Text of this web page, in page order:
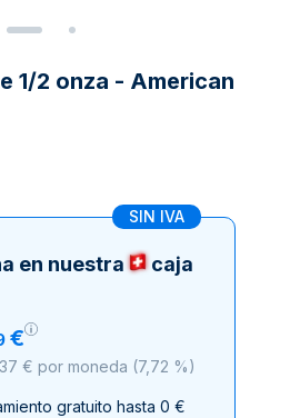
1/2 onza - American
SIN IVA
en nuestra
caja
€
€ por moneda (7,72 %)
gratuito hasta 0 €